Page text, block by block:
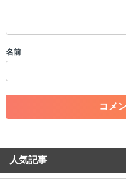
・一度削除された投稿を再び
・アカウントの売買など金
・各ゲームのネタバレを含
・その他、管理者が不適切
コメントの削除を申請する
せていただきます。ご了承
名前
人気記事